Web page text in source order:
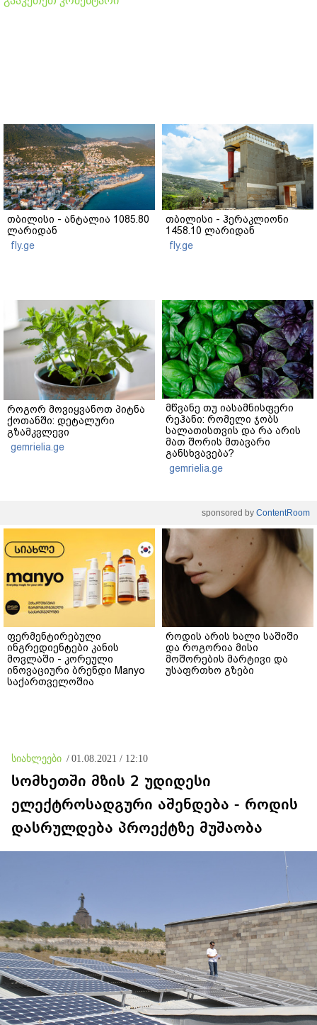
თბილისი - ანტალია 1085.80
ლარიდან
fly.ge
თბილისი - ჰერაკლიონი
1458.10 ლარიდან
fly.ge
როგორ მოვიყვანოთ პიტნა
ქოთანში: დეტალური
გზამკვლევი
gemrielia.ge
მწვანე თუ იასამნისფერი
რეჰანი: რომელი ჯობს
სალათისთვის და რა არის
მათ შორის მთავარი
განსხვავება?
gemrielia.ge
sponsored by ContentRoom
ფერმენტირებული
ინგრედიენტები კანის
მოვლაში - კორეული
ინოვაციური ბრენდი Manyo
საქართველოშია
როდის არის ხალი საშიში
და როგორია მისი
მოშორების მარტივი და
უსაფრთხო გზები
სიახლეები / 01.08.2021 / 12:10
სომხეთში მზის 2 უდიდესი
ელექტროსადგური აშენდება - როდის
დასრულდება პროექტზე მუშაობა